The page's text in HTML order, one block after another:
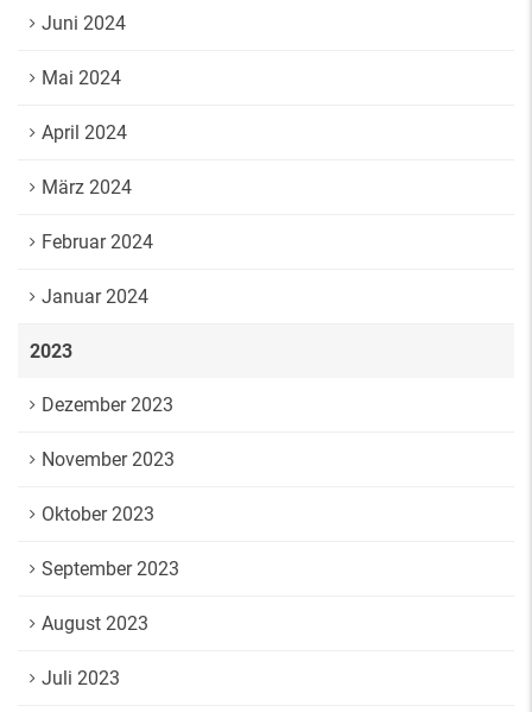
Juni 2024
Mai 2024
April 2024
März 2024
Februar 2024
Januar 2024
2023
Dezember 2023
November 2023
Oktober 2023
September 2023
August 2023
Juli 2023